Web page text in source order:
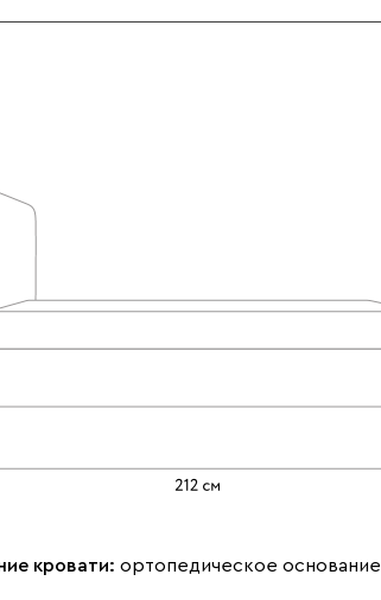
кровати: ортопедическое основание